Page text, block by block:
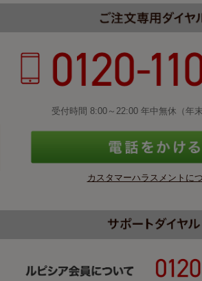
受付時間 8:00～22:00 年中無休（年
カスタマーハラスメントに